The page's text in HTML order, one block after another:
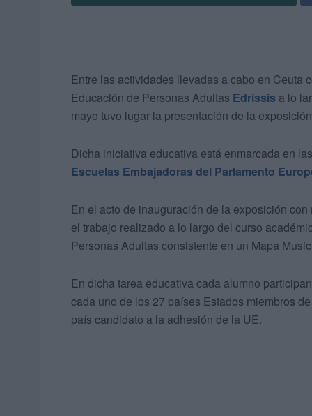
Entre las actividades llevadas a cabo en Ceuta
Educación de Personas Adultas Edrissis a lo
mayo tuvo lugar la presentación de la
Dicha iniciativa educativa está enmarcada en
Escuelas Embajadoras del Parlamento
En el acto de inauguración de la exposición
el trabajo realizado a lo largo del curso
Personas Adultas consistente en un Mapa
En dicha tarea educativa cada alumno
cada uno de los 27 países Estados miembros
país candidato a la adhesión de la UE.